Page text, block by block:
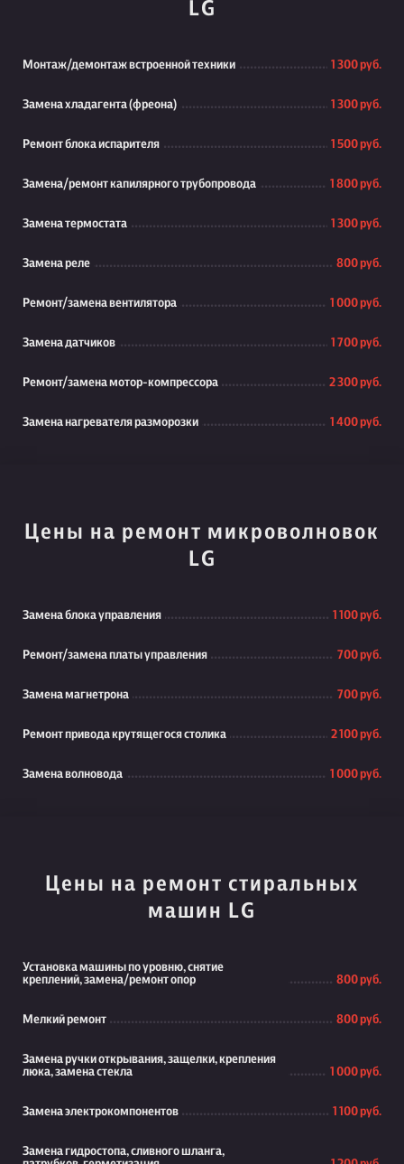
LG
Монтаж/демонтаж встроенной техники 1 300 руб.
Замена хладагента (фреона) 1 300 руб.
Ремонт блока испарителя 1 500 руб.
Замена/ремонт капилярного трубопровода 1 800 руб.
Замена термостата 1 300 руб.
Замена реле 800 руб.
Ремонт/замена вентилятора 1 000 руб.
Замена датчиков 1 700 руб.
Ремонт/замена мотор-компрессора 2 300 руб.
Замена нагревателя разморозки 1 400 руб.
Цены на ремонт микроволновок
LG
Замена блока управления 1 100 руб.
Ремонт/замена платы управления 700 руб.
Замена магнетрона 700 руб.
Ремонт привода крутящегося столика 2 100 руб.
Замена волновода 1 000 руб.
Цены на ремонт стиральных
машин LG
Установка машины по уровню, снятие
креплений, замена/ремонт опор
800 руб.
Мелкий ремонт 800 руб.
Замена ручки открывания, защелки, крепления
люка, замена стекла
1 000 руб.
Замена электрокомпонентов 1 100 руб.
Замена гидростопа, сливного шланга,